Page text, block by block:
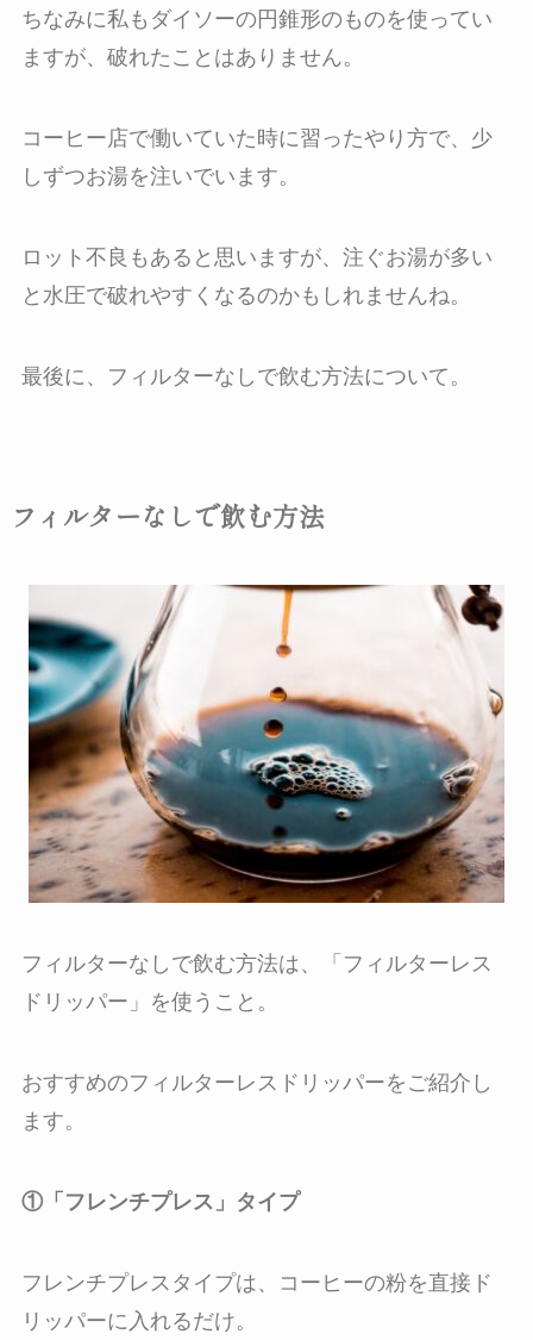
ちなみに私もダイソーの円錐形のものを使ってい
ますが、破れたことはありません。
コーヒー店で働いていた時に習ったやり方で、少
しずつお湯を注いでいます。
ロット不良もあると思いますが、注ぐお湯が多い
と水圧で破れやすくなるのかもしれませんね。
最後に、フィルターなしで飲む方法について。
フィルターなしで飲む方法
フィルターなしで飲む方法は、「フィルターレス
ドリッパー」を使うこと。
おすすめのフィルターレスドリッパーをご紹介し
ます。
①「フレンチプレス」タイプ
フレンチプレスタイプは、コーヒーの粉を直接ド
リッパーに入れるだけ。